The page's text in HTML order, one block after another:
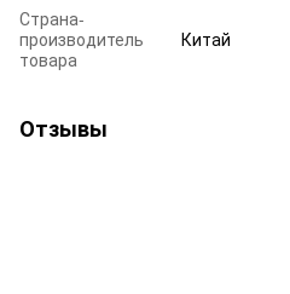
Страна-
производитель
товара
Китай
Отзывы